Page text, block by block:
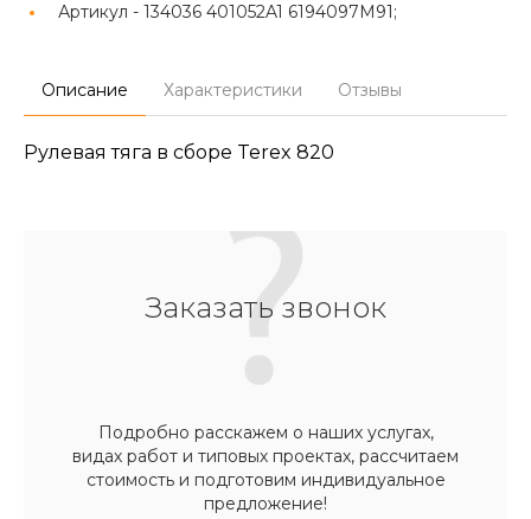
Артикул - 134036 401052A1 6194097M91;
Описание Характеристики Отзывы
Рулевая тяга в сборе Terex 820
Заказать звонок
Подробно расскажем о наших услугах,
видах работ и типовых проектах, рассчитаем
стоимость и подготовим индивидуальное
предложение!